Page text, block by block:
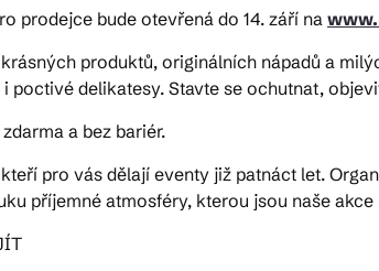
prodejce bude otevřená do 14. září na
produktů, originálních nápadů a
poctivé delikatesy. Stavte se ochutnat,
a bez bariér.
pro vás dělají eventy již patnáct let.
příjemné atmosféry, kterou jsou naše akce